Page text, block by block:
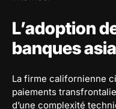
L’adoption
banques
La firme californienne
paiements
d’une complexité